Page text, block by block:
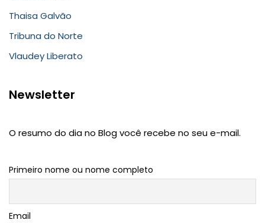
Thaisa Galvão
Tribuna do Norte
Vlaudey Liberato
Newsletter
O resumo do dia no Blog você recebe no seu e-mail.
Primeiro nome ou nome completo
Email